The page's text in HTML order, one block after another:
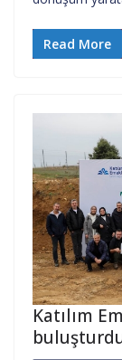
Read More
Katılım